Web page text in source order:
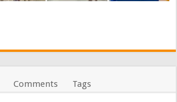
Comments Tags